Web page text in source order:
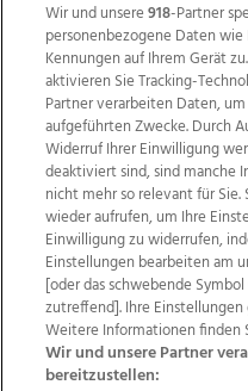
Wir über uns
Datenschutz
AGB Website
Wir und unsere918-Partner
personenbezogene Daten
Kennungen auf Ihrem Gerät
aktivieren Sie Tracking-
Partner verarbeiten Daten,
aufgeführten Zwecke. Durch
Widerruf Ihrer Einwilligung
deaktiviert sind, sind manche
nicht mehr so relevant für
wieder aufrufen, um Ihre
Einwilligung zu widerrufen,
Einstellungen bearbeiten am
[oder das schwebende
zutreffend]. Ihre
Weitere Informationen finden
Wir und unsere Partner
bereitzustellen: